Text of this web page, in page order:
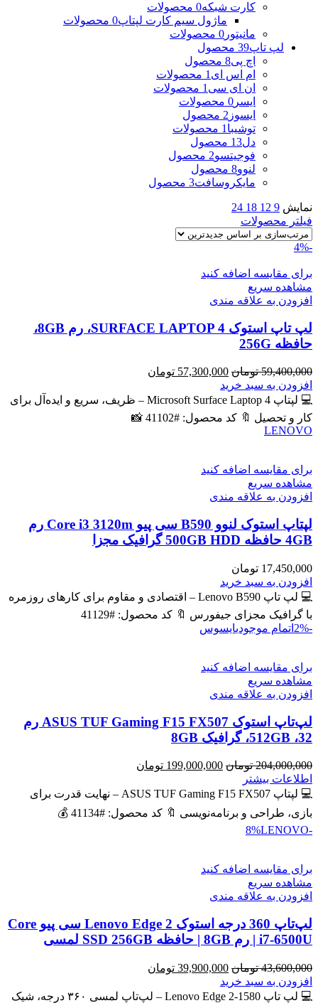
کارت شبکه0 محصولات
ماژول سیم کارت لپتاپ0 محصولات
مانیتور 0 محصولات
لپ تاپ39 محصول
اچ پی8 محصول
ام اس ای 1 محصولات
ان ای سی 1 محصولات
ایسر 0 محصولات
ایسوز 2 محصول
توشیبا 1 محصولات
دل13 محصول
فوجیتسو2 محصول
لنوو8 محصول
مایکروسافت3 محصول
نمایش 9
12
18
24
فیلتر محصولات
-4%
برای مقایسه اضافه کنید
مشاهده سریع
افزودن به علاقه مندی
لپ تاپ استوک SURFACE LAPTOP 4، رم 8GB،
حافظه 256G
59,400,000 تومان قیمت
اصلی
59,400,000 تومان
57,300,000 تومان
57,300,000 تومان
است.
افزودن به سبد خرید
💻 لپتاپ Microsoft Surface Laptop 4 – ظریف، سریع و ایده‌آل برای
کار و تحصیل 🔖 کد محصول: #41102 📸
LENOVO
برای مقایسه اضافه کنید
مشاهده سریع
افزودن به علاقه مندی
لپتاپ استوک لنوو B590 سی پیو Core i3 3120m رم
4GB حافظه 500GB HDD گرافیک مجزا
17,450,000 تومان
افزودن به سبد خرید
💻 لپ تاپ Lenovo B590 – اقتصادی و مقاوم برای کارهای روزمره
با گرافیک مجزای جیفورس 🔖 کد محصول: #41129
-2%
اتمام موجودیایسوس
برای مقایسه اضافه کنید
مشاهده سریع
افزودن به علاقه مندی
لپ‌تاپ استوک ASUS TUF Gaming F15 FX507 رم
32، 512GB، گرافیک 8GB
204,000,000 تومان قیمت
204,000,000 تومان
199,000,000 تومان
199,000,000 تومان
است.
اطلاعات بیشتر
💻 لپتاپ ASUS TUF Gaming F15 FX507 – نهایت قدرت برای
بازی، طراحی و برنامه‌نویسی 🔖 کد محصول: #41134 💰
-8%
LENOVO
برای مقایسه اضافه کنید
مشاهده سریع
افزودن به علاقه مندی
لپ‌تاپ 360 درجه استوک Lenovo Edge 2 سی پیو Core
i7-6500U | رم 8GB | حافظه SSD 256GB لمسی
43,600,000 تومان قیمت
اصلی
43,600,000 تومان
39,900,000 تومان
39,900,000 تومان
افزودن به سبد خرید
💻 لپ تاپ Lenovo Edge 2-1580 – لپ‌تاپ لمسی ۳۶۰ درجه، شیک